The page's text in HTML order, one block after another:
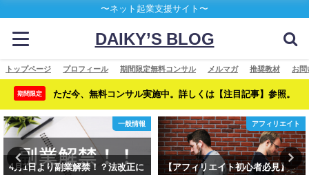
〜ネット起業支援サイト〜
DAIKY’S BLOG
トップページ プロフィール 期間限定無料コンサル メルマガ 推奨教材 お問
期間限定 ただ今、無料コンサル実施中。詳しくは【注目記事】参照。
一般情報
4月1日より副業解禁！？法改正に
アフィリエイト
【アフィリエイト初心者必見】